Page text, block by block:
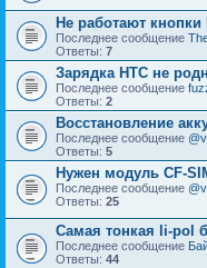
Не работают кнопки
Последнее сообщение
Ответы: 7
Зарядка HTC не
Последнее сообщение
Ответы: 2
Восстановление
Последнее сообщение
Ответы: 5
Нужен модуль CF-
Последнее сообщение
Ответы: 25
Самая тонкая li-pol
Последнее сообщение
Ответы: 44